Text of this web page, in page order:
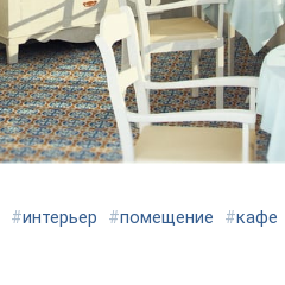
#интерьер #помещение #кафе